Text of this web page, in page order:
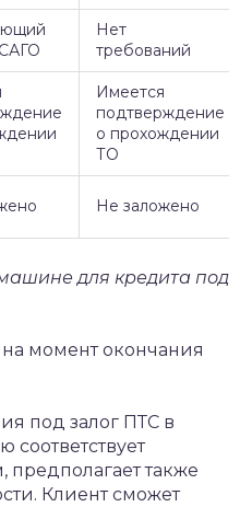
Нет
требований
Имеется
подтверждение
о прохождении
ТО
Не заложено
для кредита под
на момент окончания
под залог ПТС в
соответствует
также
Клиент сможет